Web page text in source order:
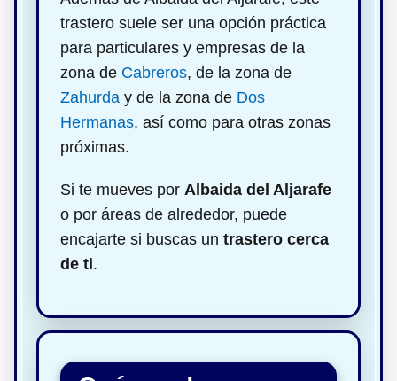
trastero suele ser una opción práctica
para particulares y empresas de la
zona de Cabreros, de la zona de
Zahurda y de la zona de Dos
Hermanas, así como para otras zonas
próximas.
Si te mueves por Albaida del Aljarafe
o por áreas de alrededor, puede
encajarte si buscas un trastero cerca
de ti.